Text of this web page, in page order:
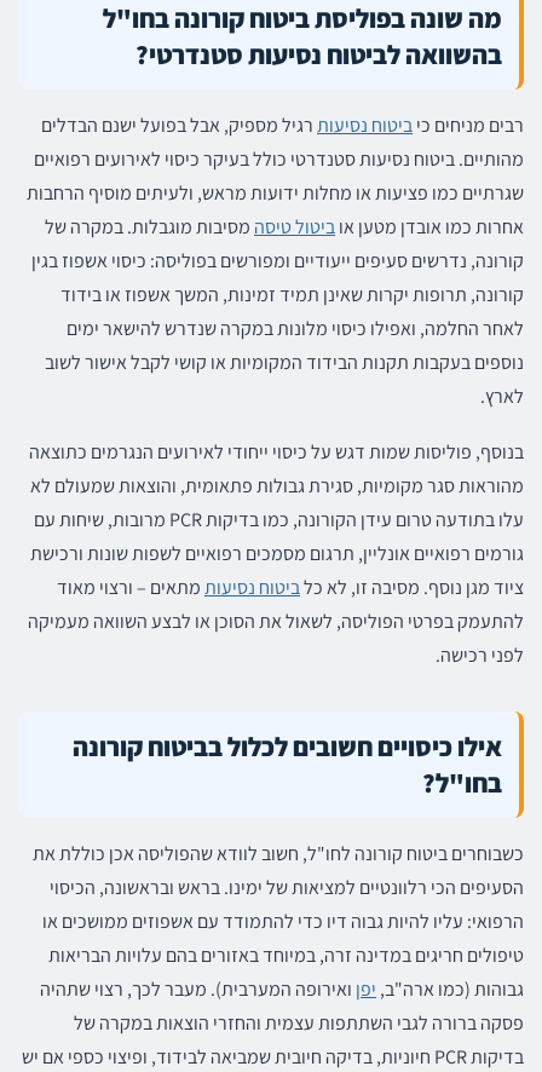
מה שונה בפוליסת ביטוח קורונה בחו"ל
בהשוואה לביטוח נסיעות סטנדרטי?
רבים מניחים כיביטוח נסיעותרגיל מספיק, אבל בפועל ישנם הבדלים
מהותיים. ביטוח נסיעות סטנדרטי כולל בעיקר כיסוי לאירועים רפואיים
שגרתיים כמו פציעות או מחלות ידועות מראש, ולעיתים מוסיף הרחבות
אחרות כמו אובדן מטען אוביטול טיסה מסיבות מוגבלות. במקרה של
קורונה, נדרשים סעיפים ייעודיים ומפורשים בפוליסה: כיסוי אשפוז בגין
קורונה, תרופות יקרות שאינן תמיד זמינות, המשך אשפוז או בידוד
לאחר החלמה, ואפילו כיסוי מלונות במקרה שנדרש להישאר ימים
נוספים בעקבות תקנות הבידוד המקומיות או קושי לקבל אישור לשוב
לארץ.
בנוסף, פוליסות שמות דגש על כיסוי ייחודי לאירועים הנגרמים כתוצאה
מהוראות סגר מקומיות, סגירת גבולות פתאומית, והוצאות שמעולם לא
עלו בתודעה טרום עידן הקורונה, כמו בדיקות PCR מרובות, שיחות עם
גורמים רפואיים אונליין, תרגום מסמכים רפואיים לשפות שונות ורכישת
ציוד מגן נוסף. מסיבה זו, לא כלביטוח נסיעותמתאים – ורצוי מאוד
להתעמק בפרטי הפוליסה, לשאול את הסוכן או לבצע השוואה מעמיקה
לפני רכישה.
אילו כיסויים חשובים לכלול בביטוח קורונה
בחו"ל?
כשבוחרים ביטוח קורונה לחו"ל, חשוב לוודא שהפוליסה אכן כוללת את
הסעיפים הכי רלוונטיים למציאות של ימינו. בראש ובראשונה, הכיסוי
הרפואי: עליו להיות גבוה דיו כדי להתמודד עם אשפוזים ממושכים או
טיפולים חריגים במדינה זרה, במיוחד באזורים בהם עלויות הבריאות
גבוהות (כמו ארה"ב, יפן ואירופה המערבית). מעבר לכך, רצוי שתהיה
פסקה ברורה לגבי השתתפות עצמית והחזרי הוצאות במקרה של
בדיקות PCR חיוניות, בדיקה חיובית שמביאה לבידוד, ופיצוי כספי אם יש